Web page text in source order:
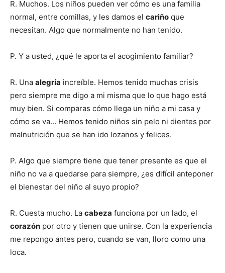
R. Muchos. Los niños pueden ver cómo es una familia
normal, entre comillas, y les damos el cariño que
necesitan. Algo que normalmente no han tenido.
P. Y a usted, ¿qué le aporta el acogimiento familiar?
R. Una alegría increíble. Hemos tenido muchas crisis
pero siempre me digo a mi misma que lo que hago está
muy bien. Si comparas cómo llega un niño a mi casa y
cómo se va… Hemos tenido niños sin pelo ni dientes por
malnutrición que se han ido lozanos y felices.
P. Algo que siempre tiene que tener presente es que el
niño no va a quedarse para siempre, ¿es difícil anteponer
el bienestar del niño al suyo propio?
R. Cuesta mucho. La cabeza funciona por un lado, el
corazón por otro y tienen que unirse. Con la experiencia
me repongo antes pero, cuando se van, lloro como una
loca.